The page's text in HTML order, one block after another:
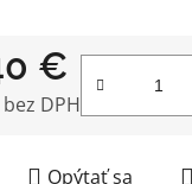
€
DPH
Opýtať sa